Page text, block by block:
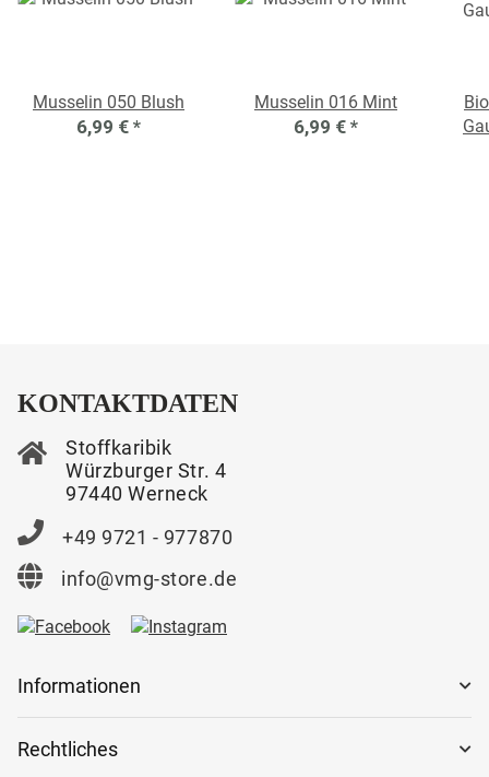
Musselin 050 Blush
6,99 € *
Musselin 016 Mint
6,99 € *
KONTAKTDATEN
Stoffkaribik
Würzburger Str. 4
97440 Werneck
+49 9721 - 977870
info@vmg-store.de
Informationen
Rechtliches